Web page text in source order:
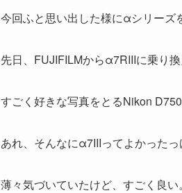
今回ふと思い出した様にαシリーズ
先日、FUJIFILMからα7RIIIに乗り換
すごく好きな写真をとるNikon
あれ、そんなにα7IIIってよかった
薄々気づいていたけど、すごく良い